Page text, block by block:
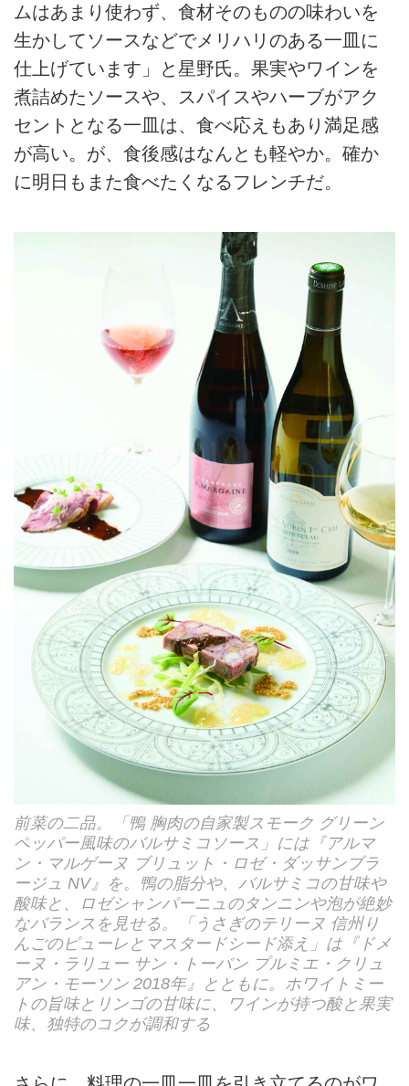
ムはあまり使わず、食材そのものの味わいを
生かしてソースなどでメリハリのある一皿に
仕上げています」と星野氏。果実やワインを
煮詰めたソースや、スパイスやハーブがアク
セントとなる一皿は、食べ応えもあり満足感
が高い。が、食後感はなんとも軽やか。確か
に明日もまた食べたくなるフレンチだ。
前菜の二品。「鴨 胸肉の自家製スモーク グリーン
ペッパー風味のバルサミコソース」には『アルマ
ン・マルゲーヌ ブリュット・ロゼ・ダッサンブラ
ージュ NV』を。鴨の脂分や、バルサミコの甘味や
酸味と、ロゼシャンパーニュのタンニンや泡が絶妙
なバランスを見せる。「うさぎのテリーヌ 信州り
んごのピューレとマスタードシード添え」は『ドメ
ーヌ・ラリュー サン・トーバン プルミエ・クリュ
アン・モーソン 2018年』とともに。ホワイトミー
トの旨味とリンゴの甘味に、ワインが持つ酸と果実
味、独特のコクが調和する